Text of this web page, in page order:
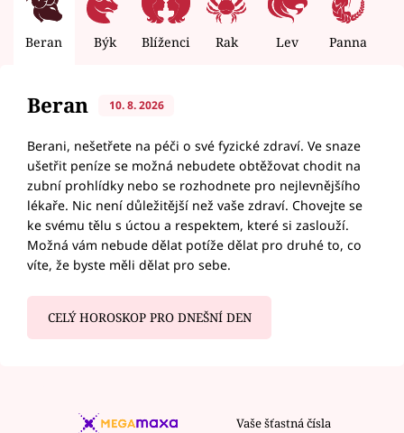
Beran Býk Blíženci Rak Lev Panna
Beran 10. 8. 2026
Berani, nešetřete na péči o své fyzické zdraví. Ve snaze
ušetřit peníze se možná nebudete obtěžovat chodit na
zubní prohlídky nebo se rozhodnete pro nejlevnějšího
lékaře. Nic není důležitější než vaše zdraví. Chovejte se
ke svému tělu s úctou a respektem, které si zaslouží.
Možná vám nebude dělat potíže dělat pro druhé to, co
víte, že byste měli dělat pro sebe.
CELÝ HOROSKOP PRO DNEŠNÍ DEN
Vaše šťastná čísla